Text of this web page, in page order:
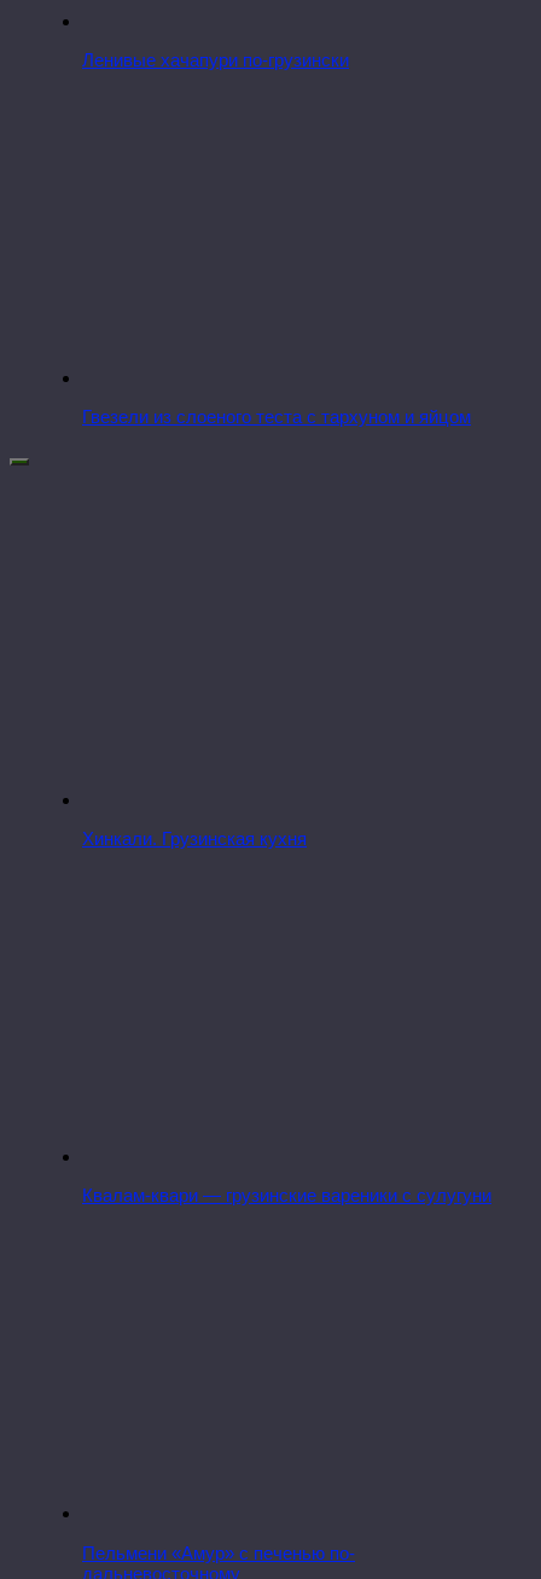
Ленивые хачапури по-грузински
Гвезели из слоеного теста с тархуном и яйцом
Хинкали. Грузинская кухня
Квалам-квари — грузинские вареники с сулугуни
Пельмени «Амур» с печенью по-
дальневосточному